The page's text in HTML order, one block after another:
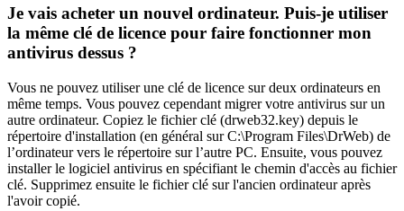
Je vais acheter un nouvel ordinateur. Puis-je utiliser
la même clé de licence pour faire fonctionner mon
antivirus dessus ?
Vous ne pouvez utiliser une clé de licence sur deux ordinateurs en
même temps. Vous pouvez cependant migrer votre antivirus sur un
autre ordinateur. Copiez le fichier clé (drweb32.key) depuis le
répertoire d'installation (en général sur C:\Program Files\DrWeb) de
l’ordinateur vers le répertoire sur l’autre PC. Ensuite, vous pouvez
installer le logiciel antivirus en spécifiant le chemin d'accès au fichier
clé. Supprimez ensuite le fichier clé sur l'ancien ordinateur après
l'avoir copié.